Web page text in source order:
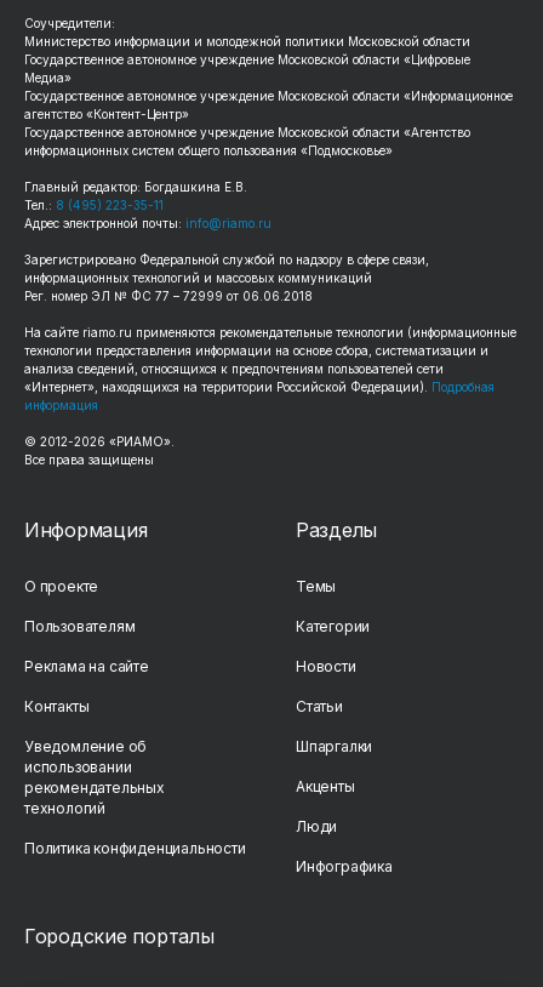
Соучредители:
Министерство информации и молодежной политики Московской области
Государственное автономное учреждение Московской области «Цифровые
Медиа»
Государственное автономное учреждение Московской области «Информационное
агентство «Контент-Центр»
Государственное автономное учреждение Московской области «Агентство
информационных систем общего пользования «Подмосковье»
Главный редактор: Богдашкина Е.В.
Тел.: 8 (495) 223-35-11
Адрес электронной почты: info@riamo.ru
Зарегистрировано Федеральной службой по надзору в сфере связи,
информационных технологий и массовых коммуникаций
Рег. номер ЭЛ № ФС 77 – 72999 от 06.06.2018
На сайте riamo.ru применяются рекомендательные технологии (информационные
технологии предоставления информации на основе сбора, систематизации и
анализа сведений, относящихся к предпочтениям пользователей сети
«Интернет», находящихся на территории Российской Федерации).
Подробная
информация
© 2012-2026 «РИАМО».
Все права защищены
Информация
О проекте
Пользователям
Реклама на сайте
Контакты
Уведомление об
использовании
рекомендательных
технологий
Политика конфиденциальности
Разделы
Темы
Категории
Новости
Статьи
Шпаргалки
Акценты
Люди
Инфографика
Городские порталы